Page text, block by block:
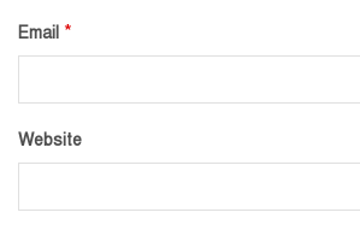
Email *
Website